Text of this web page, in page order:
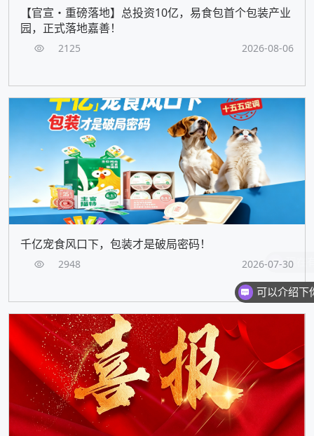
【官宣・重磅落地】总投资10亿，易食包首个包装产业
园，正式落地嘉善！
2125 2026-08-06
千亿宠食风口下，包装才是破局密码！
2948 2026-07-30